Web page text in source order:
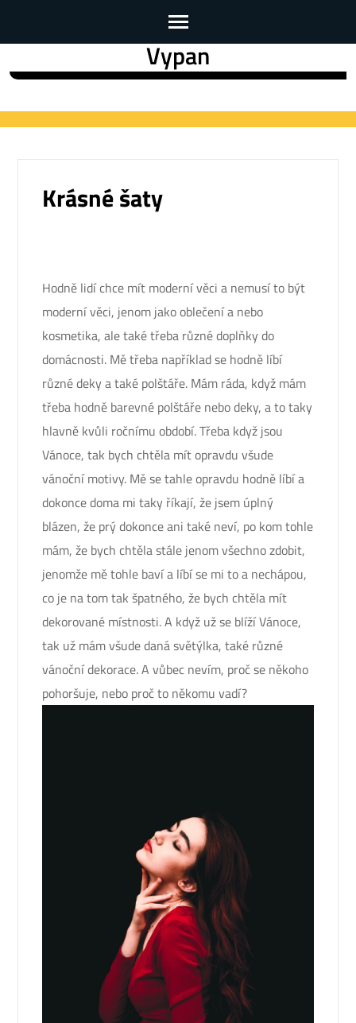
to
(Press
Vypan
Krásné šaty
Hodně lidí chce mít moderní věci a nemusí to být
moderní věci, jenom jako oblečení a nebo
kosmetika, ale také třeba různé doplňky do
domácnosti. Mě třeba například se hodně líbí
různé deky a také polštáře. Mám ráda, když mám
třeba hodně barevné polštáře nebo deky, a to taky
hlavně kvůli ročnímu období. Třeba když jsou
Vánoce, tak bych chtěla mít opravdu všude
vánoční motivy. Mě se tahle opravdu hodně líbí a
dokonce doma mi taky říkají, že jsem úplný
blázen, že prý dokonce ani také neví, po kom tohle
mám, že bych chtěla stále jenom všechno zdobit,
jenomže mě tohle baví a líbí se mi to a nechápou,
co je na tom tak špatného, že bych chtěla mít
dekorované místnosti. A když už se blíží Vánoce,
tak už mám všude daná světýlka, také různé
vánoční dekorace. A vůbec nevím, proč se někoho
pohoršuje, nebo proč to někomu vadí?